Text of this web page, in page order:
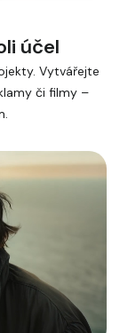
účel
Vytvářejte
či filmy –